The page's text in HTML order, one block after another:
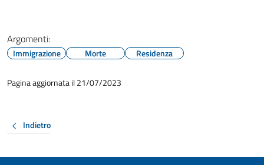
Argomenti:
Immigrazione Morte Residenza
Pagina aggiornata il 21/07/2023
Indietro